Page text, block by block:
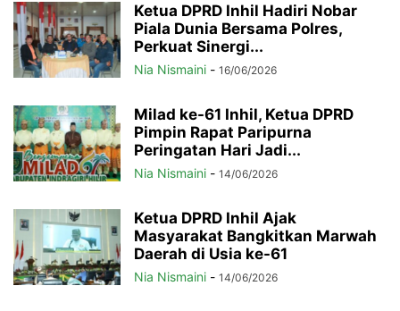
Ketua DPRD Inhil Hadiri Nobar
Piala Dunia Bersama Polres,
Perkuat Sinergi...
Nia Nismaini - 16/06/2026
Milad ke-61 Inhil, Ketua DPRD
Pimpin Rapat Paripurna
Peringatan Hari Jadi...
Nia Nismaini - 14/06/2026
Ketua DPRD Inhil Ajak
Masyarakat Bangkitkan Marwah
Daerah di Usia ke-61
Nia Nismaini - 14/06/2026